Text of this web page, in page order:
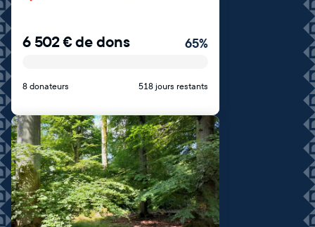
6 502€de dons 65%
8 donateurs 518 jours restants